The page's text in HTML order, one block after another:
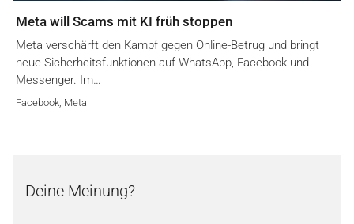
Meta will Scams mit KI früh stoppen
Meta verschärft den Kampf gegen Online-Betrug und bringt
neue Sicherheitsfunktionen auf WhatsApp, Facebook und
Messenger. Im…
Facebook, Meta
Deine Meinung?